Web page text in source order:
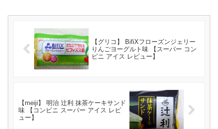
【グリコ】 BifiXフローズンジェリー
りんごヨーグルト味 【スーパー コン
ビニ アイス レビュー】
【meiji】 明治 辻利 抹茶ケーキサンド
味 【コンビニ スーパー アイス レビ
ュー】